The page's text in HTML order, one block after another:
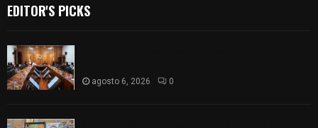
EDITOR'S PICKS
agosto 6, 2026 0